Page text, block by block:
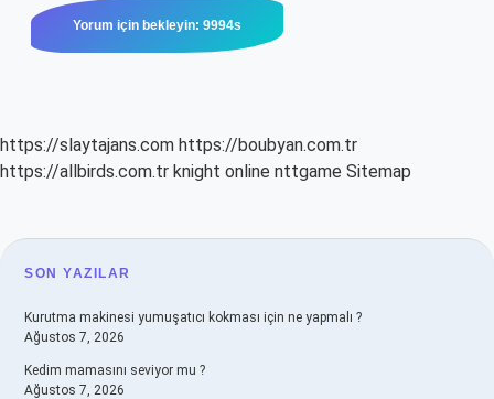
https://slaytajans.com https://boubyan.com.tr
https://allbirds.com.tr knight online nttgame Sitemap
SIDEBAR
SON YAZILAR
Kurutma makinesi yumuşatıcı kokması için ne yapmalı ?
Ağustos 7, 2026
Kedim mamasını seviyor mu ?
Ağustos 7, 2026